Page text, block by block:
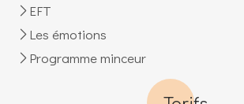
EFT
Les émotions
Programme minceur